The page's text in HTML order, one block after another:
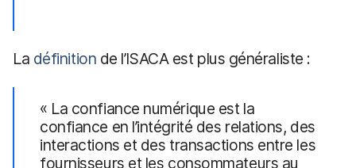
La définition de l’ISACA est plus généraliste :
« La confiance numérique est la
confiance en l’intégrité des relations, des
interactions et des transactions entre les
fournisseurs et les consommateurs au